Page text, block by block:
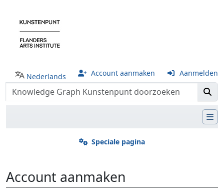
Nederlands Account aanmaken Aanmelden
Speciale pagina
Account aanmaken